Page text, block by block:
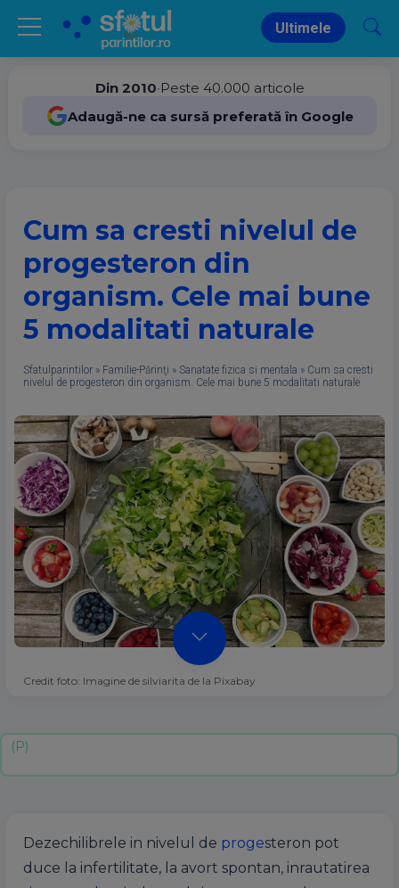
Ultimele
Din 2010•Peste 40.000 articole
Adaugă-ne ca sursă preferată în Google
Cum sa cresti nivelul de
progesteron din
organism. Cele mai bune
5 modalitati naturale
Sfatulparintilor » Familie-Părinţi » Sanatate fizica si mentala » Cum sa cresti
nivelul de progesteron din organism. Cele mai bune 5 modalitati naturale
Credit foto: Imagine de silviarita de la Pixabay
Dezechilibrele in nivelul de progesteron pot
duce la infertilitate, la avort spontan, inrautatirea